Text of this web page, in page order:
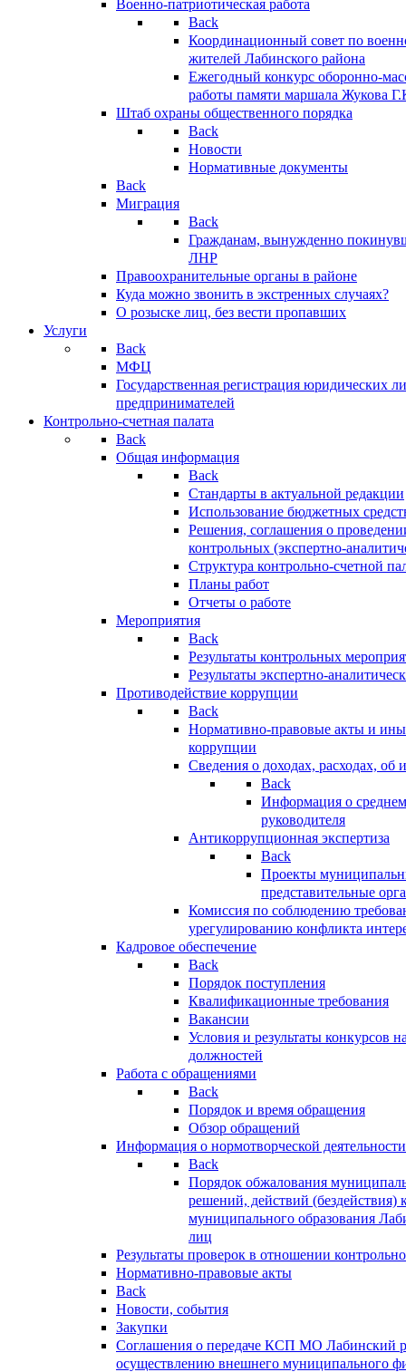
Военно-патриотическая работа
Back
Координационный совет по
жителей Лабинского района
Ежегодный конкурс оборонно-
работы памяти маршала Жукова
Штаб охраны общественного порядка
Back
Новости
Нормативные документы
Back
Миграция
Back
Гражданам, вынужденно
ЛНР
Правоохранительные органы в районе
Куда можно звонить в экстренных случаях?
О розыске лиц, без вести пропавших
Услуги
Back
МФЦ
Государственная регистрация юридических
предпринимателей
Контрольно-счетная палата
Back
Общая информация
Back
Стандарты в актуальной редакции
Использование бюджетных
Решения, соглашения о
контрольных (экспертно-
Структура контрольно-счетной
Планы работ
Отчеты о работе
Мероприятия
Back
Результаты контрольных
Результаты экспертно-
Противодействие коррупции
Back
Нормативно-правовые акты и
коррупции
Сведения о доходах, расходах, об
Back
Информация о
руководителя
Антикоррупционная экспертиза
Back
Проекты
представительные
Комиссия по соблюдению
урегулированию конфликта
Кадровое обеспечение
Back
Порядок поступления
Квалификационные требования
Вакансии
Условия и результаты конкурсов
должностей
Работа с обращениями
Back
Порядок и время обращения
Обзор обращений
Информация о нормотворческой деятельности
Back
Порядок обжалования
решений, действий (бездействия)
муниципального образования
лиц
Результаты проверок в отношении
Нормативно-правовые акты
Back
Новости, события
Закупки
Соглашения о передаче КСП МО Лабинский
осуществлению внешнего муниципального